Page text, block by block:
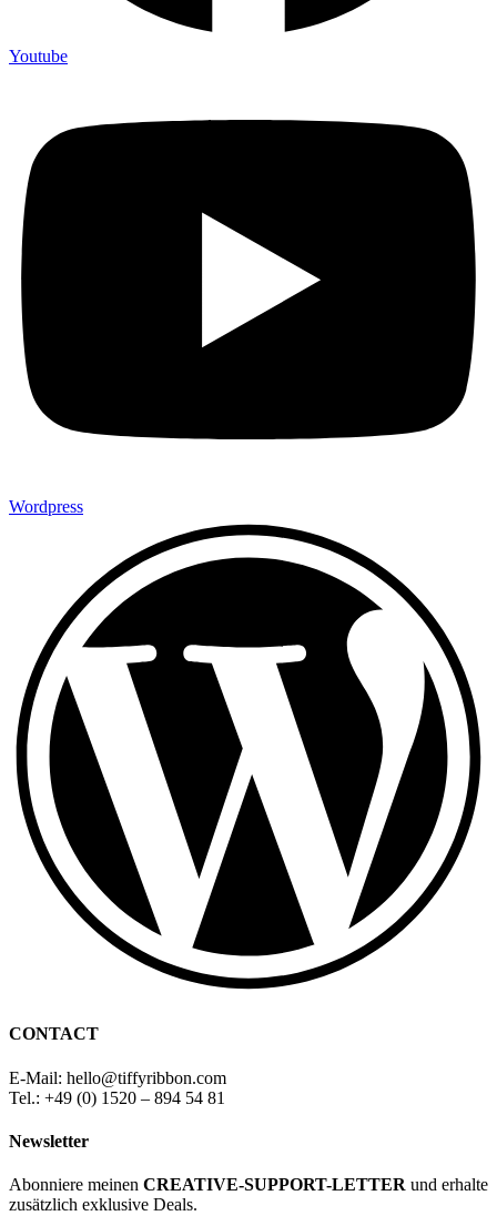
Youtube
Wordpress
CONTACT
E-Mail: hello@tiffyribbon.com
Tel.: +49 (0) 1520 – 894 54 81
Newsletter
Abonniere meinen CREATIVE-SUPPORT-LETTER und erhalte
zusätzlich exklusive Deals.